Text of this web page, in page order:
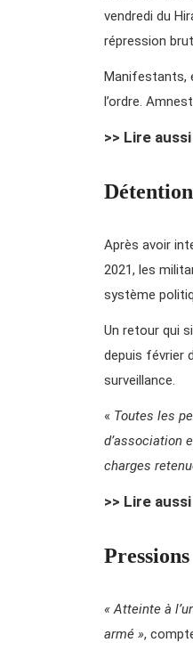
vendredi du
répression
Manifestants,
l’ordre.
>> Lire aussi
Après avoir
2021, les
système
Un retour qui
depuis février
surveillance.
« Toutes les
d’association
charges
>> Lire aussi
Pressions
« Atteinte à
armé »,